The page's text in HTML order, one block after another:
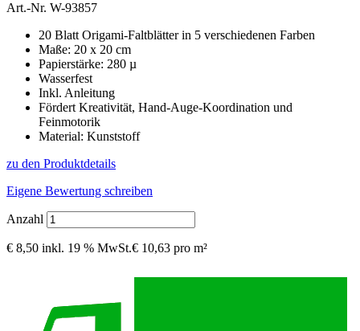
Art.-Nr. W-93857
20 Blatt Origami-Faltblätter in 5 verschiedenen Farben
Maße: 20 x 20 cm
Papierstärke: 280 µ
Wasserfest
Inkl. Anleitung
Fördert Kreativität, Hand-Auge-Koordination und
Feinmotorik
Material: Kunststoff
zu den Produktdetails
Eigene Bewertung schreiben
Anzahl
€ 8,50 inkl. 19 % MwSt.€ 10,63 pro m²